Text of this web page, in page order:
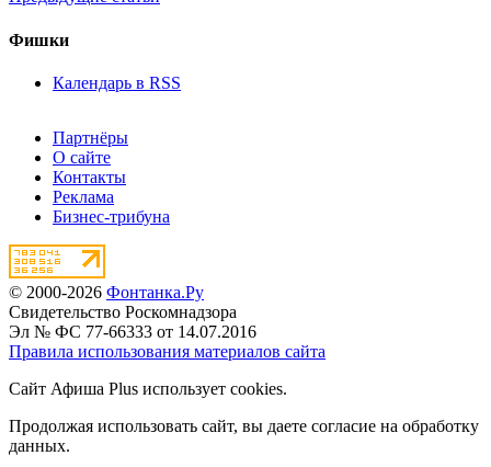
Фишки
Календарь в RSS
Партнёры
О сайте
Контакты
Реклама
Бизнес-трибуна
© 2000-2026 Фонтанка.Ру
Свидетельство Роскомнадзора
Эл № ФС 77-66333 от 14.07.2016
Правила использования материалов сайта
Сайт Афиша Plus использует cookies.
Продолжая использовать сайт, вы даете согласие на обработку
данных.